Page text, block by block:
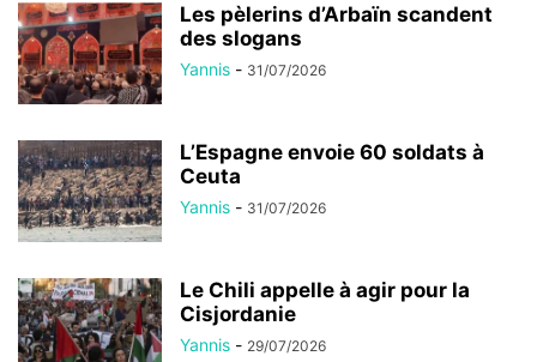
Les pèlerins d’Arbaïn scandent
des slogans
Yannis - 31/07/2026
L’Espagne envoie 60 soldats à
Ceuta
Yannis - 31/07/2026
Le Chili appelle à agir pour la
Cisjordanie
Yannis - 29/07/2026